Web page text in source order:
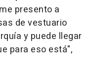
presento a
de vestuario
y puede llegar
para eso está",